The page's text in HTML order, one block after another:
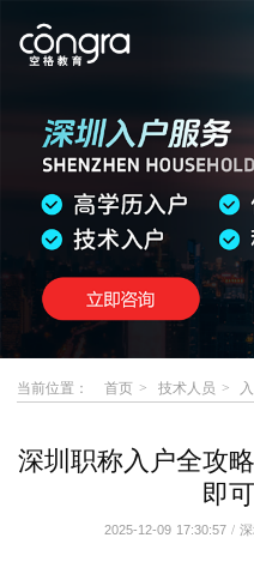
当前位置： 首页 技术人员
深圳职称入户全攻
即
2025-12-09 17:30:57 /